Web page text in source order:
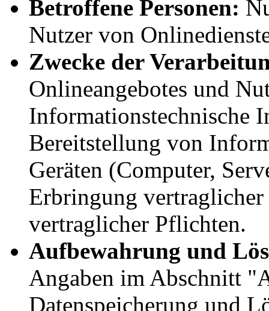
Betroffene Personen:
Nutzer von
Zwecke der
Onlineangebotes und
Informationstechnische
Bereitstellung von
Geräten (Computer,
Erbringung
vertraglicher Pflichten.
Aufbewahrung und
Angaben im Abschnitt
Datenspeicherung und